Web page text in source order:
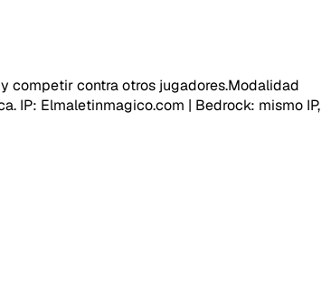
competir contra otros jugadores.Modalidad
IP: Elmaletinmagico.com | Bedrock: mismo IP,